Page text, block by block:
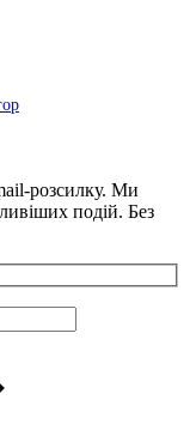
розсилку. Ми
подій. Без